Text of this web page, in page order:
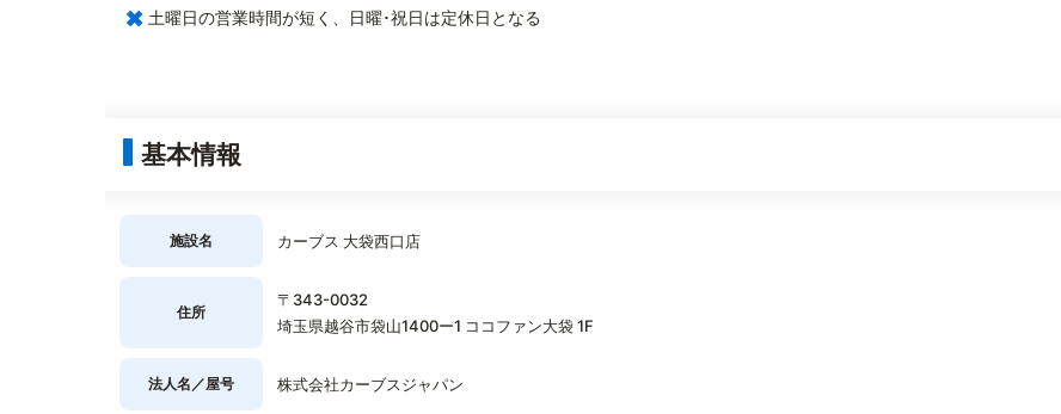
× 土曜日の営業時間が短く、日曜･祝日は定休日となる
基本情報
施設名 カーブス 大袋西口店
住所
〒343-0032
埼玉県越谷市袋山1400ー1 ココファン大袋 1F
法人名／屋号 株式会社カーブスジャパン